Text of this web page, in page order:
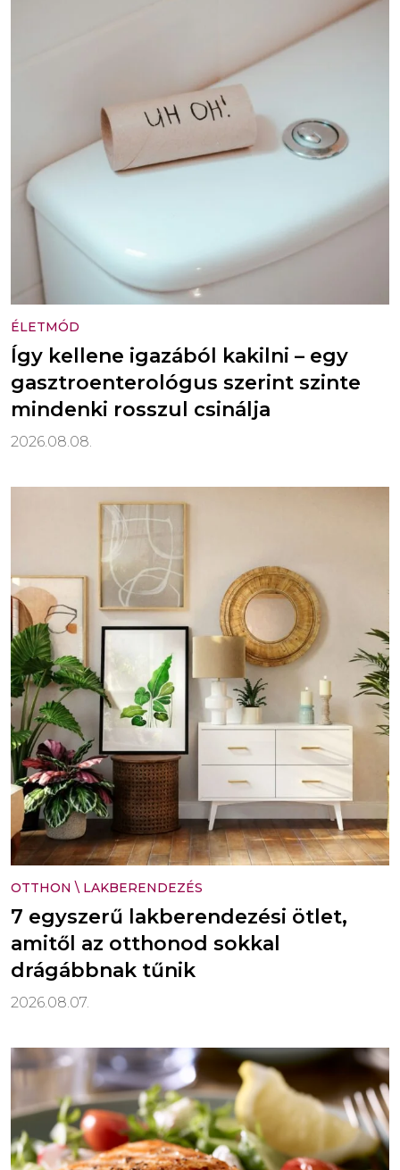
ÉLETMÓD
Így kellene igazából kakilni – egy
gasztroenterológus szerint szinte
mindenki rosszul csinálja
2026.08.08.
OTTHON \ LAKBERENDEZÉS
7 egyszerű lakberendezési ötlet,
amitől az otthonod sokkal
drágábbnak tűnik
2026.08.07.